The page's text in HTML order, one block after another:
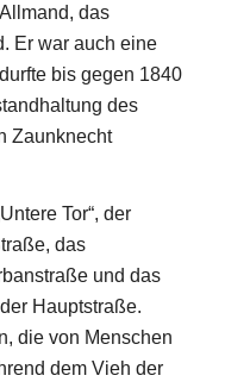
das
Er war auch eine
bis gegen 1840
des
Zaunknecht
Tor“, der
das
und das
Hauptstraße.
die von Menschen
dem Vieh der